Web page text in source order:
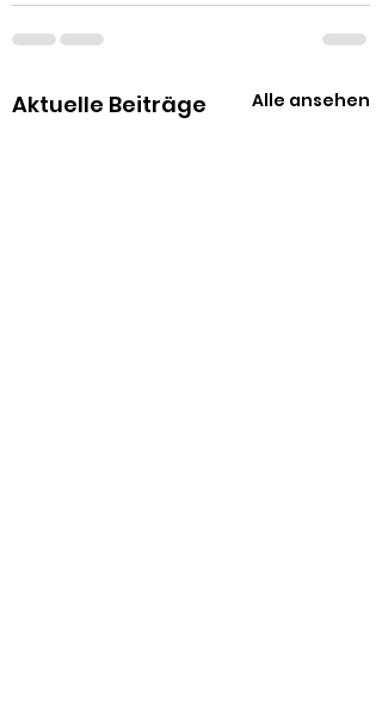
Aktuelle Beiträge Alle ansehen